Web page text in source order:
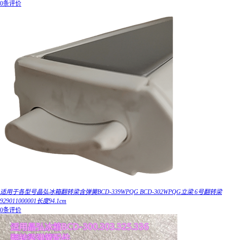
0条评价
适用于各型号晶弘冰箱翻转梁含弹簧BCD-339WPQG BCD-302WPQG立梁 6号翻转梁
929011000001长度94.1cm
0条评价